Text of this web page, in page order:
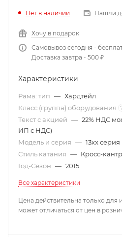
Нет в наличии Нашли
Хочу в подарок
Самовывоз сегодня -
Доставка завтра - 500 ₽
Характеристики
Рама: тип — Хардтейл
Класс (группа) оборудования
Текст с акцией — 22% НДС
ИП с НДС)
Модель и серия — 13xx серия
Стиль катания — Кросс-
Год-Сезон — 2015
Все характеристики
Цена действительна только для
может отличаться от цен в